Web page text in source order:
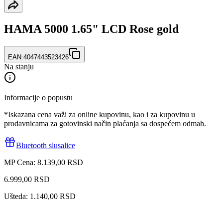
HAMA 5000 1.65" LCD Rose gold
EAN:4047443523426
Na stanju
Informacije o popustu
*Iskazana cena važi za online kupovinu, kao i za kupovinu u
prodavnicama za gotovinski način plaćanja sa dospećem odmah.
Bluetooth slusalice
MP Cena: 8.139,00 RSD
6.999,00 RSD
Ušteda: 1.140,00 RSD